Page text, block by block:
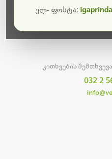
კითხვების
032 2
ელ- ფოსტა: